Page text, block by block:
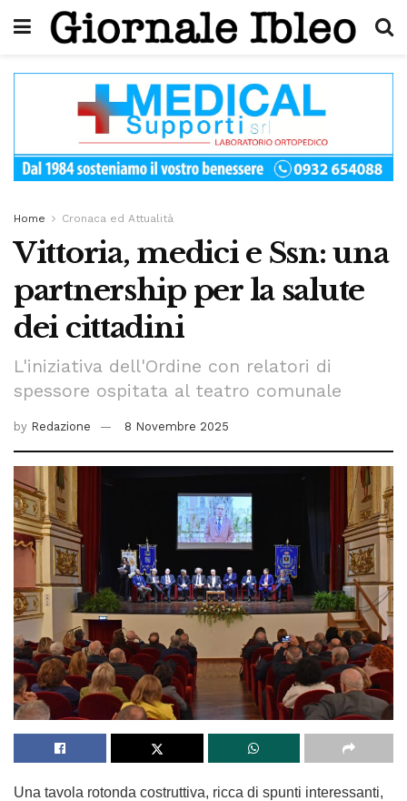
Home Cronaca ed Attualità
Vittoria, medici e Ssn: una
partnership per la salute
dei cittadini
L'iniziativa dell'Ordine con relatori di
spessore ospitata al teatro comunale
by Redazione 8 Novembre 2025
Una tavola rotonda costruttiva, ricca di spunti interessanti,